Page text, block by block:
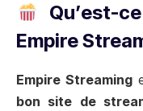
Qu’est-
Empire
Empire Streaming
bon site de